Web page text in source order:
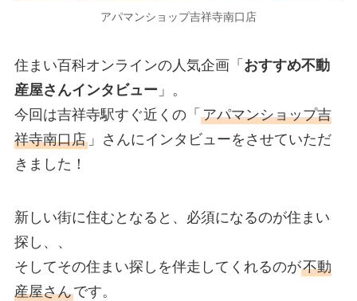
アパマンショップ吉祥寺南口店
住まい百科オンラインの人気企画「 おすすめ不動
産屋さんインタビュー 」。
今回は吉祥寺駅すぐ近くの「 アパマンショップ吉
祥寺南口店」さんにインタビューをさせていただ
きました！
新しい街に住むとなると、必須になるのが住まい
探し、、
そしてその住まい探しを伴走してくれるのが不動
産屋さんです。